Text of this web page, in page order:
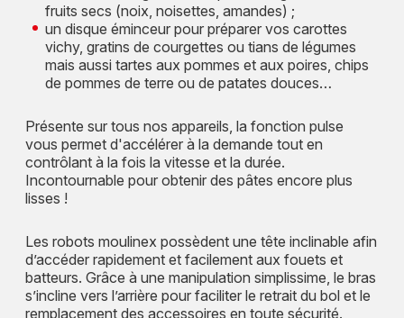
fruits secs (noix, noisettes, amandes) ;
un disque éminceur pour préparer vos carottes
vichy, gratins de courgettes ou tians de légumes
mais aussi tartes aux pommes et aux poires, chips
de pommes de terre ou de patates douces…
Présente sur tous nos appareils, la fonction pulse
vous permet d'accélérer à la demande tout en
contrôlant à la fois la vitesse et la durée.
Incontournable pour obtenir des pâtes encore plus
lisses !
Les robots moulinex possèdent une tête inclinable afin
d’accéder rapidement et facilement aux fouets et
batteurs. Grâce à une manipulation simplissime, le bras
s’incline vers l’arrière pour faciliter le retrait du bol et le
remplacement des accessoires en toute sécurité.